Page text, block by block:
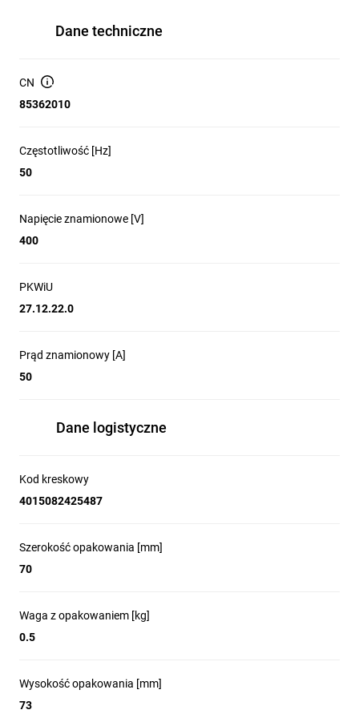
Dane techniczne
CN
85362010
Częstotliwość [Hz]
50
Napięcie znamionowe [V]
400
PKWiU
27.12.22.0
Prąd znamionowy [A]
50
Dane logistyczne
Kod kreskowy
4015082425487
Szerokość opakowania [mm]
70
Waga z opakowaniem [kg]
0.5
Wysokość opakowania [mm]
73